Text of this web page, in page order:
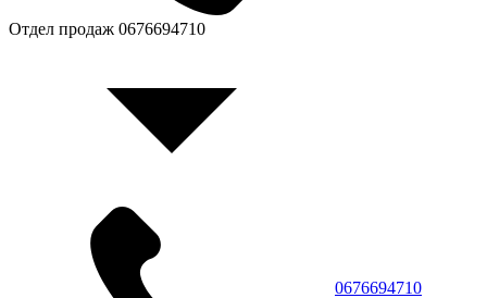
Отдел продаж 0676694710
0676694710